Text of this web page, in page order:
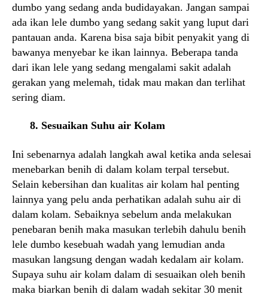
dumbo yang sedang anda budidayakan. Jangan sampai
ada ikan lele dumbo yang sedang sakit yang luput dari
pantauan anda. Karena bisa saja bibit penyakit yang di
bawanya menyebar ke ikan lainnya. Beberapa tanda
dari ikan lele yang sedang mengalami sakit adalah
gerakan yang melemah, tidak mau makan dan terlihat
sering diam.
8. Sesuaikan Suhu air Kolam
Ini sebenarnya adalah langkah awal ketika anda selesai
menebarkan benih di dalam kolam terpal tersebut.
Selain kebersihan dan kualitas air kolam hal penting
lainnya yang pelu anda perhatikan adalah suhu air di
dalam kolam. Sebaiknya sebelum anda melakukan
penebaran benih maka masukan terlebih dahulu benih
lele dumbo kesebuah wadah yang lemudian anda
masukan langsung dengan wadah kedalam air kolam.
Supaya suhu air kolam dalam di sesuaikan oleh benih
maka biarkan benih di dalam wadah sekitar 30 menit